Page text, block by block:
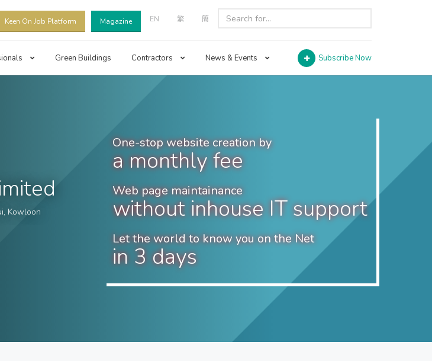
Keen On Job Platform Magazine EN 繁 簡
Subscribe Now
Green Buildings Contractors News & Events
Kowloon
One-stop website creation by
a monthly fee
Web page maintainance
without inhouse IT support
Let the world to know you on the Net
in 3 days